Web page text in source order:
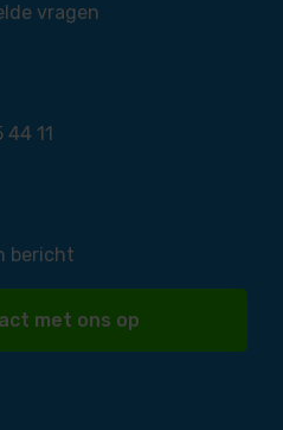
vragen
11
bericht
met ons op